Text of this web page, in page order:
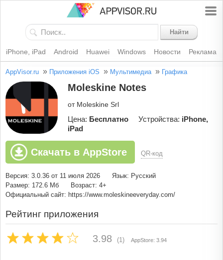
Найти
iPhone, iPad Android Huawei Windows Новости Реклама
AppVisor.ru » Приложения iOS » Мультимедиа » Графика
Moleskine Notes
от Moleskine Srl
Цена: Бесплатно Устройства: iPhone,
iPad
Скачать в AppStore QR-код
Версия: 3.0.36 от 11 июля 2026
Язык: Русский
Размер: 172.6 Мб
Возраст: 4+
Официальный сайт: https://www.moleskineeveryday.com/
Рейтинг приложения
3.98 (1) AppStore: 3.94